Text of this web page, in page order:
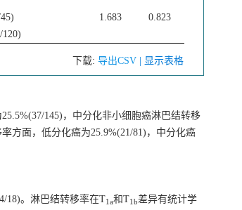
1.683
0.823
120)
下载: 导出CSV | 显示表格
145)，中分化非小细胞癌淋巴结转移
方面，低分化癌为25.9%(21/81)，中分化癌
18)。淋巴结转移率在T1a和T1b差异有统计学